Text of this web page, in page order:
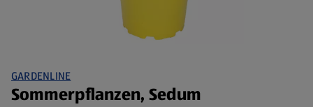
GARDENLINE
Sommerpflanzen, Sedum